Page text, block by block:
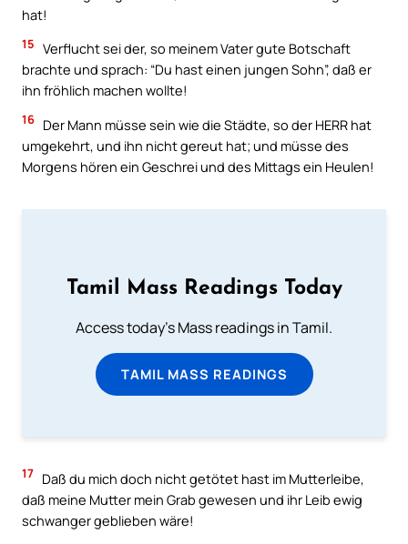
hat!
15 Verflucht sei der, so meinem Vater gute Botschaft
brachte und sprach: “Du hast einen jungen Sohn”, daß er
ihn fröhlich machen wollte!
16 Der Mann müsse sein wie die Städte, so der HERR hat
umgekehrt, und ihn nicht gereut hat; und müsse des
Morgens hören ein Geschrei und des Mittags ein Heulen!
Tamil Mass Readings Today
Access today's Mass readings in Tamil.
TAMIL MASS READINGS
17 Daß du mich doch nicht getötet hast im Mutterleibe,
daß meine Mutter mein Grab gewesen und ihr Leib ewig
schwanger geblieben wäre!